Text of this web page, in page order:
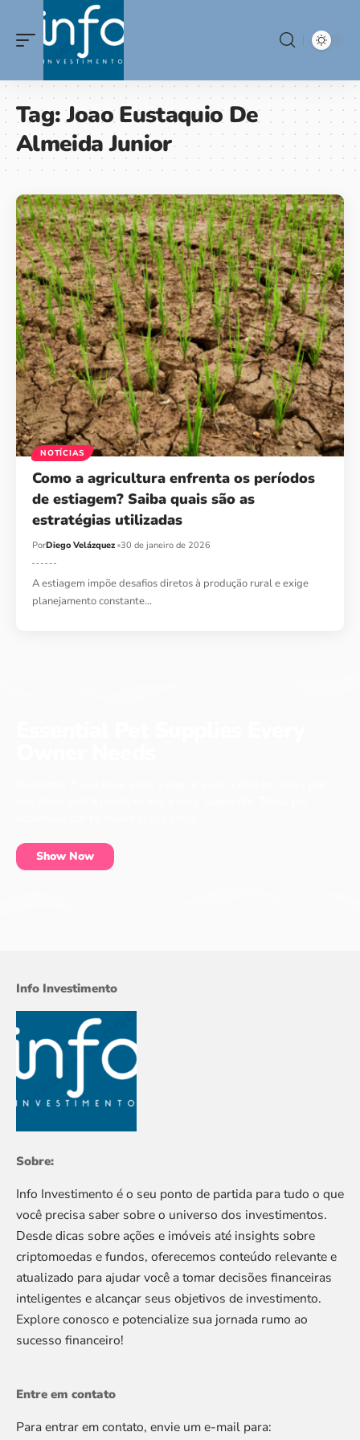
Tag:Joao Eustaquio De
Almeida Junior
NOTÍCIAS
Como a agricultura enfrenta os períodos
de estiagem? Saiba quais são as
estratégias utilizadas
PorDiego Velázquez 30 de janeiro de 2026
A estiagem impõe desafios diretos à produção rural e exige
planejamento constante…
Show Now
Info Investimento
Sobre:
Info Investimento é o seu ponto de partida para tudo o que
você precisa saber sobre o universo dos investimentos.
Desde dicas sobre ações e imóveis até insights sobre
criptomoedas e fundos, oferecemos conteúdo relevante e
atualizado para ajudar você a tomar decisões financeiras
inteligentes e alcançar seus objetivos de investimento.
Explore conosco e potencialize sua jornada rumo ao
sucesso financeiro!
Entre em contato
Para entrar em contato, envie um e-mail para: